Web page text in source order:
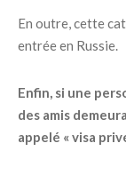
En outre, cette
entrée en Russie.
Enfin, si une
des amis
appelé « visa